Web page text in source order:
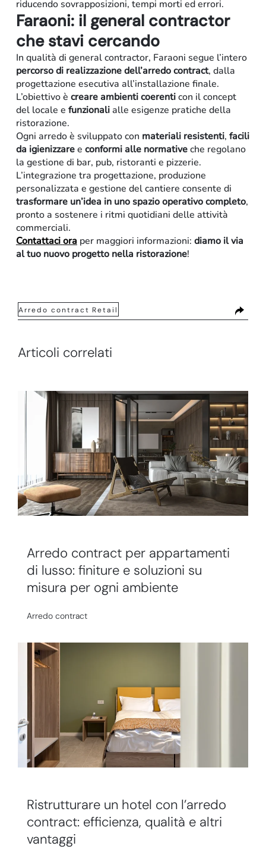
riducendo sovrapposizioni, tempi morti ed errori.
Faraoni: il general contractor
che stavi cercando
In qualità di general contractor, Faraoni segue l’intero
percorso di realizzazione dell’arredo contract, dalla
progettazione esecutiva all’installazione finale.
L’obiettivo è creare ambienti coerenticon il concept
del locale e funzionalialle esigenze pratiche della
ristorazione.
Ogni arredo è sviluppato con materiali resistenti, facili
da igienizzaree conformialle normativeche regolano
la gestione di bar, pub, ristoranti e pizzerie.
L’integrazione tra progettazione, produzione
personalizzata e gestione del cantiere consente di
trasformare un’idea in uno spazio operativo completo,
pronto a sostenere i ritmi quotidiani delle attività
commerciali.
Contattaciora per maggiori informazioni: diamo il via
al tuo nuovo progetto nella ristorazione!
Arredo contract Retail
Articoli correlati
Arredo contract per appartamenti
di lusso: finiture e soluzioni su
misura per ogni ambiente
Arredo contract
Ristrutturare un hotel con l’arredo
contract: efficienza, qualità e altri
vantaggi